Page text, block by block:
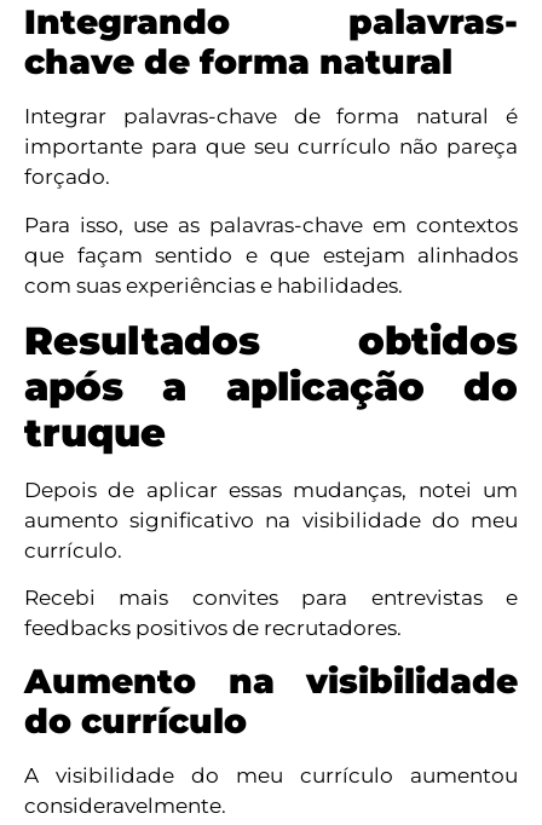
Integrando palavras-
chave de forma natural
Integrar palavras-chave de forma natural é
importante para que seu currículo não pareça
forçado.
Para isso, use as palavras-chave em contextos
que façam sentido e que estejam alinhados
com suas experiências e habilidades.
Resultados obtidos
após a aplicação do
truque
Depois de aplicar essas mudanças, notei um
aumento significativo na visibilidade do meu
currículo.
Recebi mais convites para entrevistas e
feedbacks positivos de recrutadores.
Aumento na visibilidade
do currículo
A visibilidade do meu currículo aumentou
consideravelmente.